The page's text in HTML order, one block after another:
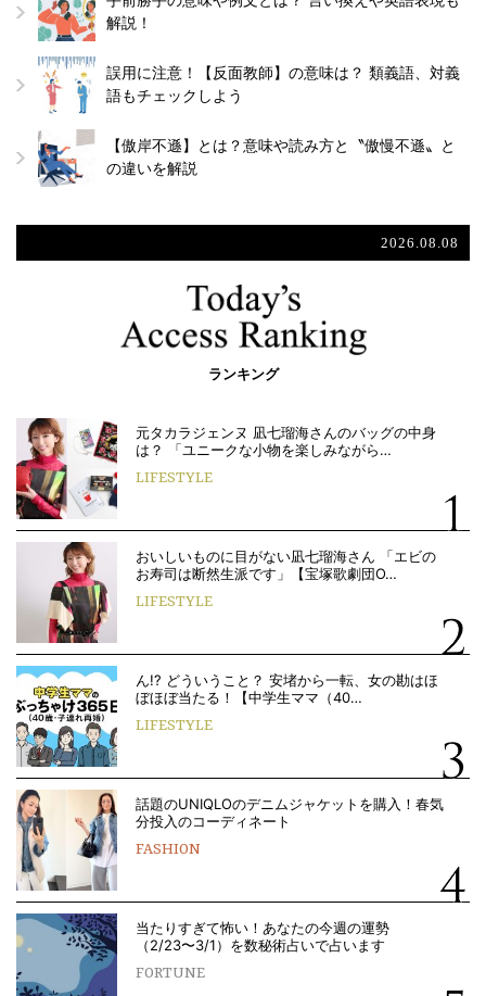
解説！
誤用に注意！【反面教師】の意味は？ 類義語、対義
語もチェックしよう
【傲岸不遜】とは？意味や読み方と〝傲慢不遜〟と
の違いを解説
2026.08.08
ランキング
元タカラジェンヌ 凪七瑠海さんのバッグの中身
は？ 「ユニークな小物を楽しみながら…
LIFESTYLE
おいしいものに目がない凪七瑠海さん 「エビの
お寿司は断然生派です」【宝塚歌劇団O…
LIFESTYLE
ん!? どういうこと？ 安堵から一転、女の勘はほ
ぼほぼ当たる！【中学生ママ（40…
LIFESTYLE
話題のUNIQLOのデニムジャケットを購入！春気
分投入のコーディネート
FASHION
当たりすぎて怖い！あなたの今週の運勢
（2/23〜3/1）を数秘術占いで占います
FORTUNE